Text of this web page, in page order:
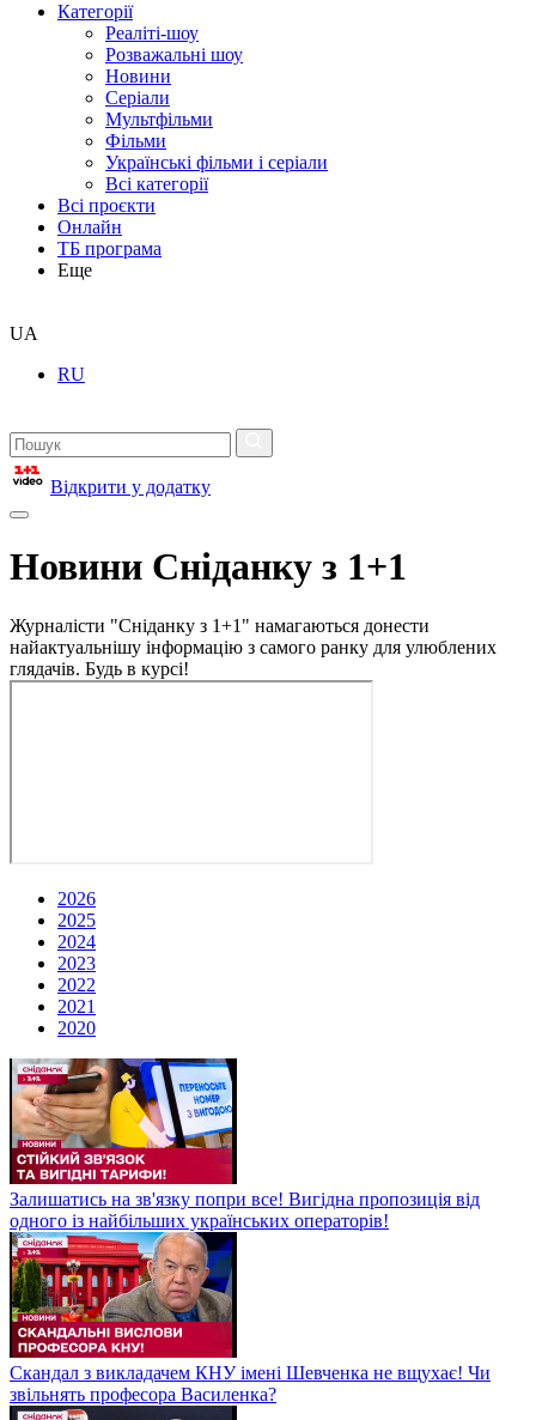
Категорії
Реаліті-шоу
Розважальні шоу
Новини
Серіали
Мультфільми
Фільми
Українські фільми і серіали
Всі категорії
Всі проєкти
Онлайн
ТБ програма
Еще
UA
RU
Відкрити у додатку
Новини Сніданку з 1+1
Журналісти "Сніданку з 1+1" намагаються донести
найактуальнішу інформацію з самого ранку для улюблених
глядачів. Будь в курсі!
2026
2025
2024
2023
2022
2021
2020
Залишатись на зв'язку попри все! Вигідна пропозиція від
одного із найбільших українських операторів!
Скандал з викладачем КНУ імені Шевченка не вщухає! Чи
звільнять професора Василенка?